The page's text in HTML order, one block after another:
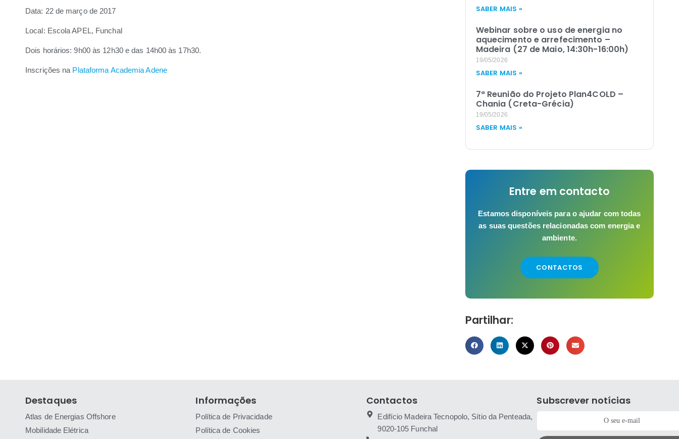
Data: 22 de março de 2017
Local: Escola APEL, Funchal
Dois horários: 9h00 às 12h30 e das 14h00 às 17h30.
Inscrições na Plataforma Academia Adene
SABER MAIS »
Webinar sobre o uso de energia no
aquecimento e arrefecimento –
Madeira (27 de Maio, 14:30h-16:00h)
19/05/2026
SABER MAIS »
7ª Reunião do Projeto Plan4COLD –
Chania (Creta-Grécia)
19/05/2026
SABER MAIS »
Entre em contacto
Estamos disponíveis para o ajudar com todas
as suas questões relacionadas com energia e
ambiente.
CONTACTOS
Partilhar:
Destaques
Atlas de Energias Offshore
Mobilidade Elétrica
Informações
Política de Privacidade
Política de Cookies
Contactos
Edifício Madeira Tecnopolo, Sítio da Penteada,
9020-105 Funchal
Subscrever notícias